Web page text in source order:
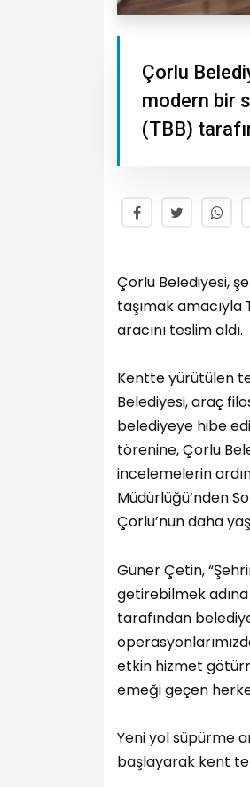
Çorlu
modern bir
(TBB)
Çorlu Belediyesi,
taşımak
aracını teslim aldı.
Kentte yürütülen
Belediyesi, araç
belediyeye hibe
törenine, Çorlu
incelemelerin
Müdürlüğü’nden
Çorlu’nun daha
Güner Çetin,
getirebilmek
tarafından
etkin hizmet
emeği geçen
Yeni yol süpürme
başlayarak kent